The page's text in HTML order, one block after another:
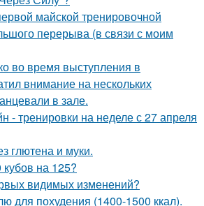
майской тренировочной
перерыва (в связи с моим
во время выступления в
внимание на нескольких
в зале.
- тренировки на неделе с 27 апреля
глютена и муки.
на 125?
видимых изменений?
для похудения (1400-1500 ккал).